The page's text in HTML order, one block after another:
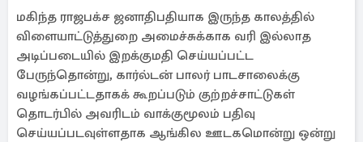
மகிந்த ராஜபக்ச ஜனாதிபதியாக இருந்த காலத்தில்
விளையாட்டுத்துறை அமைச்சுக்காக வரி இல்லாத
அடிப்படையில் இறக்குமதி செய்யப்பட்ட
பேருந்தொன்று, கார்ல்டன் பாலர் பாடசாலைக்கு
வழங்கப்பட்டதாகக் கூறப்படும் குற்றச்சாட்டுகள்
தொடர்பில் அவரிடம் வாக்குமூலம் பதிவு
செய்யப்படவுள்ளதாக ஆங்கில ஊடகமொன்று ஒன்று